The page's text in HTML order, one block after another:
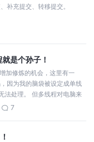
补充提交、转移提交。
是个孙子！
加修炼的机会，这里有一
因为我的脑袋被设定成单线
法处理。 但多线程对电脑来
7